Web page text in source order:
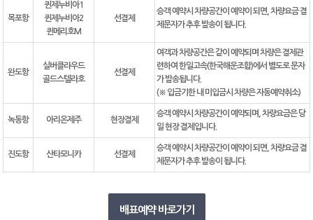
목포항
퀸제누비아1
퀸제누비아2
퀸메리호M
선결제
승객 예약시 차량공간이 예약이 되면, 차량요금 결
제문자가 추후 발송이 됩니다.
완도항
실버클라우드
골드스텔라호
선결제
여객과 차량공간은 같이 예약되며 차량은 결제관
련하여 한일고속(한국해운조합)에서 별도로 문자
가 발송됩니다.
(※ 입금기한 내 미입금시 차량은 자동예약취소)
녹동항 아리온제주 현장결제
승객 예약시 차량공간이 예약되며, 차량요금은 당
일 현장 결제입니다.
진도항 산타모니카 선결제
승객 예약시 차량공간이 예약이 되면, 차량요금 결
제문자가 추후 발송이 됩니다.
배표예약 바로가기